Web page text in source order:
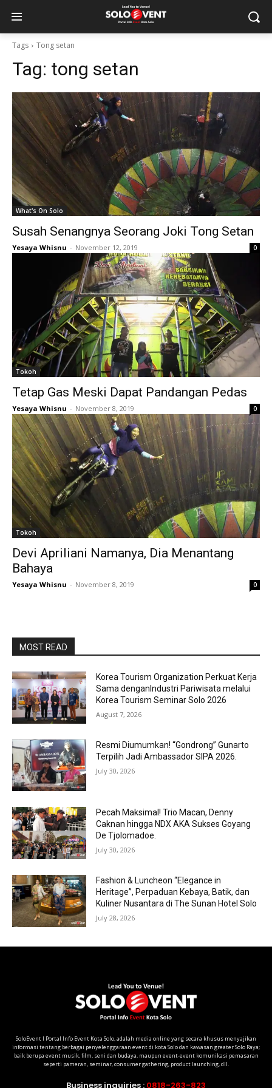
Tags Tong setan
Tag: tong setan
What's On Solo
Susah Senangnya Seorang Joki Tong Setan
Yesaya Whisnu - November 12, 2019 0
Tokoh
Tetap Gas Meski Dapat Pandangan Pedas
Yesaya Whisnu - November 8, 2019 0
Tokoh
Devi Apriliani Namanya, Dia Menantang
Bahaya
Yesaya Whisnu - November 8, 2019 0
MOST READ
Korea Tourism Organization Perkuat Kerja
Sama denganIndustri Pariwisata melalui
Korea Tourism Seminar Solo 2026
August 7, 2026
Resmi Diumumkan! “Gondrong” Gunarto
Terpilih Jadi Ambassador SIPA 2026.
July 30, 2026
Pecah Maksimal! Trio Macan, Denny
Caknan hingga NDX AKA Sukses Goyang
De Tjolomadoe.
July 30, 2026
Fashion & Luncheon “Elegance in
Heritage”, Perpaduan Kebaya, Batik, dan
Kuliner Nusantara di The Sunan Hotel Solo
July 28, 2026
SoloEvent I Portal Info Event Kota Solo, adalah media online yang secara khusus menyajikan
informasi tentang berbagai penyelenggaraan event di kota Solo dan kawasan greater Solo Raya;
baik berupa event musik, film, seni dan budaya, maupun event-event komunikasi pemasaran
seperti pameran, seminar, consumer gathering, product launching, dll.
Business inquiries : 0818-263-823